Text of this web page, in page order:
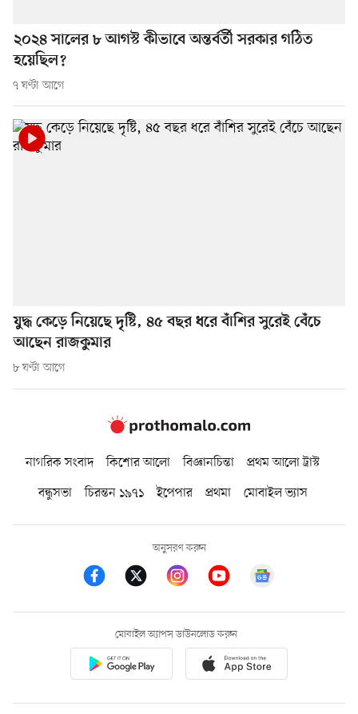
২০২৪ সালের ৮ আগস্ট কীভাবে অন্তর্বর্তী সরকার গঠিত
হয়েছিল?
৭ ঘণ্টা আগে
যুদ্ধ কেড়ে নিয়েছে দৃষ্টি, ৪৫ বছর ধরে বাঁশির সুরেই বেঁচে
আছেন রাজকুমার
৮ ঘণ্টা আগে
নাগরিক সংবাদ কিশোর আলো বিজ্ঞানচিন্তা
প্রথম আলো ট্রাস্ট
বন্ধুসভা
চিরন্তন ১৯৭১ ইপেপার প্রথমা মোবাইল ভ্যাস
অনুসরণ করুন
মোবাইল অ্যাপস ডাউনলোড করুন